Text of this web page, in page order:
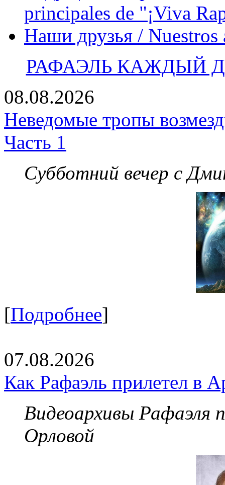
principales de "¡Viva
Наши друзья / Nuestros
РАФАЭЛЬ КАЖДЫЙ
08.08.2026
Неведомые тропы
Часть 1
Субботний вечер с
[Подробнее]
07.08.2026
Как Рафаэль прилетел в
Видеоархивы Рафаэля
Орловой